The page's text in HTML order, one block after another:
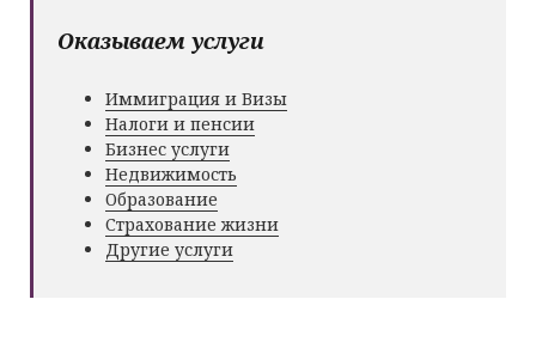
Оказываем услуги
Иммиграция и Визы
Налоги и пенсии
Бизнес услуги
Недвижимость
Образование
Страхование жизни
Другие услуги